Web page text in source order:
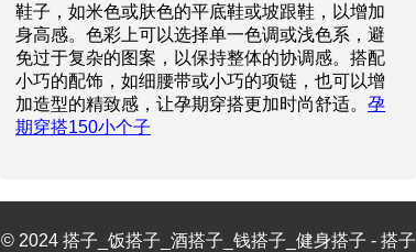
鞋子，如米色或肤色的平底鞋或坡跟鞋，以增加
身高感。色彩上可以选择单一色调或浅色系，避
免过于复杂的图案，以保持整体的协调感。搭配
小巧的配饰，如细腰带或小巧的项链，也可以增
加造型的精致感，让孕期穿搭更加时尚舒适。孕
期穿搭150小个子
© 2024 搭子_饭搭子_酒搭子_钱搭子_健身搭子 - 搭子